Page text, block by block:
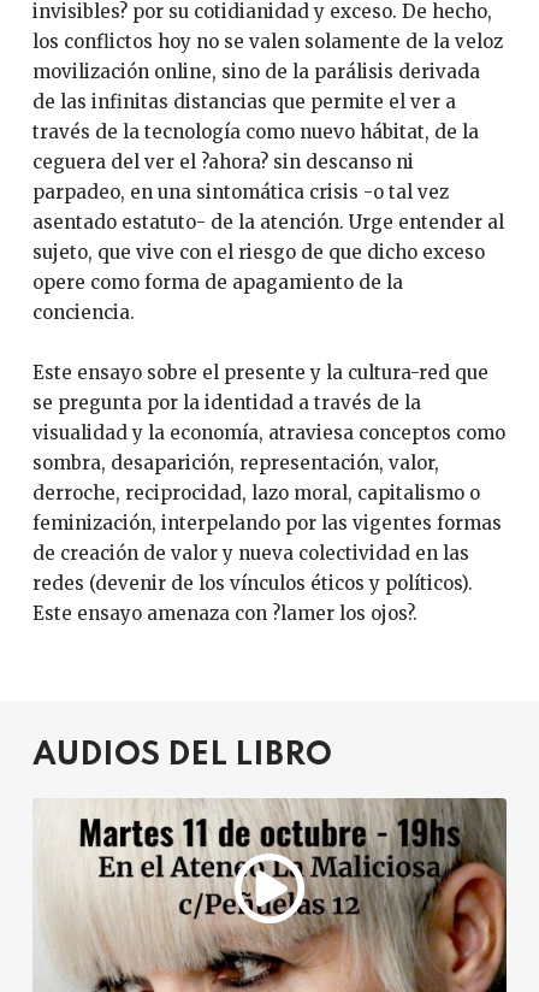
invisibles? por su cotidianidad y exceso. De hecho,
los conflictos hoy no se valen solamente de la veloz
movilización online, sino de la parálisis derivada
de las infinitas distancias que permite el ver a
través de la tecnología como nuevo hábitat, de la
ceguera del ver el ?ahora? sin descanso ni
parpadeo, en una sintomática crisis -o tal vez
asentado estatuto- de la atención. Urge entender al
sujeto, que vive con el riesgo de que dicho exceso
opere como forma de apagamiento de la
conciencia.
Este ensayo sobre el presente y la cultura-red que
se pregunta por la identidad a través de la
visualidad y la economía, atraviesa conceptos como
sombra, desaparición, representación, valor,
derroche, reciprocidad, lazo moral, capitalismo o
feminización, interpelando por las vigentes formas
de creación de valor y nueva colectividad en las
redes (devenir de los vínculos éticos y políticos).
Este ensayo amenaza con ?lamer los ojos?.
AUDIOS DEL LIBRO